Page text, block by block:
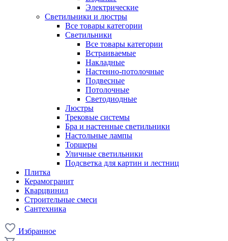
Электрические
Светильники и люстры
Все товары категории
Светильники
Все товары категории
Встраиваемые
Накладные
Настенно-потолочные
Подвесные
Потолочные
Светодиодные
Люстры
Трековые системы
Бра и настенные светильники
Настольные лампы
Торшеры
Уличные светильники
Подсветка для картин и лестниц
Плитка
Керамогранит
Кварцвинил
Строительные смеси
Сантехника
Избранное